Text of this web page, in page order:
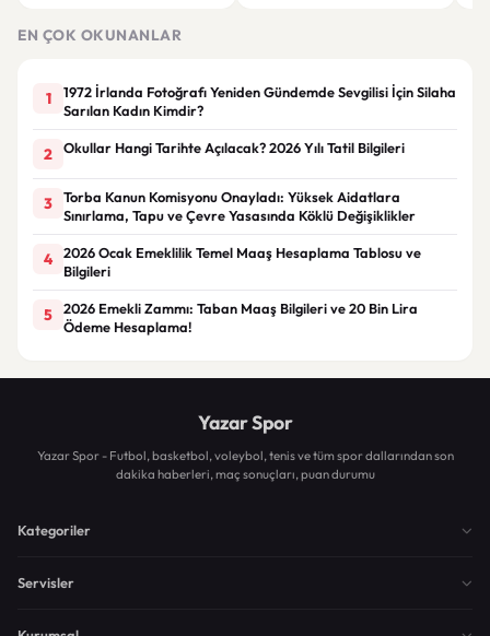
EN ÇOK OKUNANLAR
1
1972 İrlanda Fotoğrafı Yeniden Gündemde Sevgilisi İçin Silaha
Sarılan Kadın Kimdir?
2 Okullar Hangi Tarihte Açılacak? 2026 Yılı Tatil Bilgileri
3
Torba Kanun Komisyonu Onayladı: Yüksek Aidatlara
Sınırlama, Tapu ve Çevre Yasasında Köklü Değişiklikler
4
2026 Ocak Emeklilik Temel Maaş Hesaplama Tablosu ve
Bilgileri
5
2026 Emekli Zammı: Taban Maaş Bilgileri ve 20 Bin Lira
Ödeme Hesaplama!
Yazar Spor
Yazar Spor - Futbol, basketbol, voleybol, tenis ve tüm spor dallarından son
dakika haberleri, maç sonuçları, puan durumu
Kategoriler
Servisler